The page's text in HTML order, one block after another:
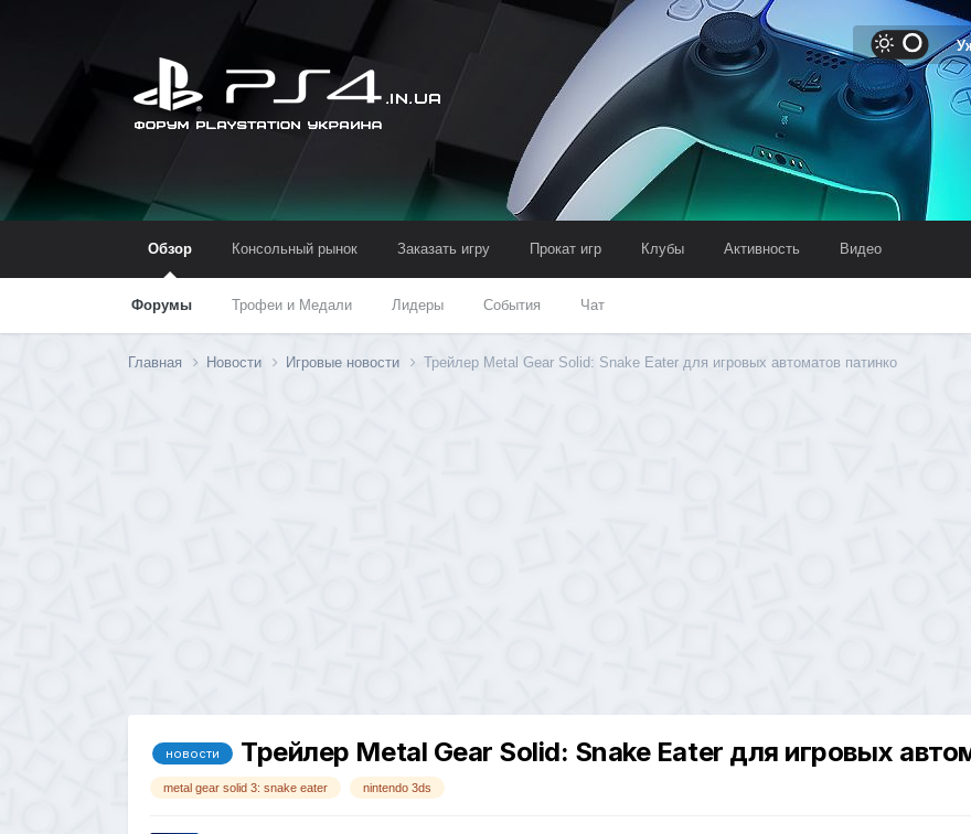
Обзор
Форумы Трофеи и Медали Лидеры События Чат
Консольный рынок Заказать игру Прокат игр Клубы Активность Видео
Главная Новости Игровые новости Трейлер Metal Gear Solid: Snake Eater для игровых автоматов патинко
новости Трейлер Metal Gear Solid: Snake Eater для игровых
metal gear solid 3: snake eater nintendo 3ds